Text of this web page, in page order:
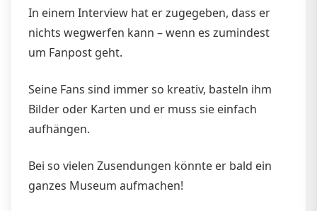
In einem Interview hat er zugegeben, dass er
nichts wegwerfen kann – wenn es zumindest
um Fanpost geht.
Seine Fans sind immer so kreativ, basteln ihm
Bilder oder Karten und er muss sie einfach
aufhängen.
Bei so vielen Zusendungen könnte er bald ein
ganzes Museum aufmachen!